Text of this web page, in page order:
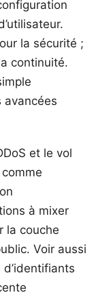
la sécurité ;
continuité.
avancées
et le vol
à mixer
la couche
Voir aussi